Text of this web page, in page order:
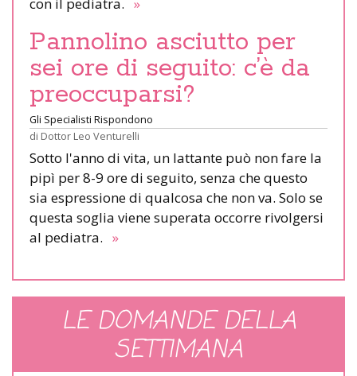
Pannolino asciutto per
sei ore di seguito: c’è da
preoccuparsi?
Gli Specialisti Rispondono
di Dottor Leo Venturelli
Sotto l'anno di vita, un lattante può non fare la
pipì per 8-9 ore di seguito, senza che questo
sia espressione di qualcosa che non va. Solo se
questa soglia viene superata occorre rivolgersi
al pediatra. »
LE DOMANDE DELLA
SETTIMANA